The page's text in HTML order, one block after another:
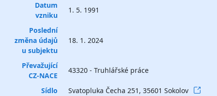
Datum
vzniku
1. 5. 1991
Poslední
změna údajů
u subjektu
18. 1. 2024
Převažující
CZ-NACE
43320 - Truhlářské práce
Sídlo
Svatopluka Čecha 251, 35601 Sokolov